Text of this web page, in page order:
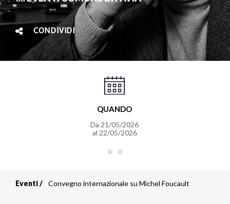
CONDIVIDI
QUANDO
Da 21/05/2026
al 22/05/2026
Eventi Convegno internazionale su Michel Foucault